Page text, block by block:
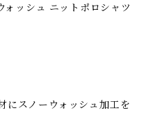
ッシュ ニットポロシャツ
にスノーウォッシュ加工を